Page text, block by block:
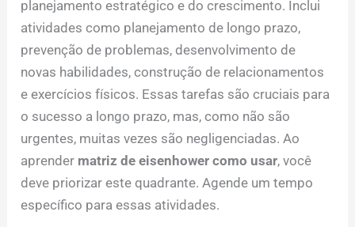
planejamento estratégico e do crescimento. Inclui
atividades como planejamento de longo prazo,
prevenção de problemas, desenvolvimento de
novas habilidades, construção de relacionamentos
e exercícios físicos. Essas tarefas são cruciais para
o sucesso a longo prazo, mas, como não são
urgentes, muitas vezes são negligenciadas. Ao
aprender matriz de eisenhower como usar, você
deve priorizar este quadrante. Agende um tempo
específico para essas atividades.